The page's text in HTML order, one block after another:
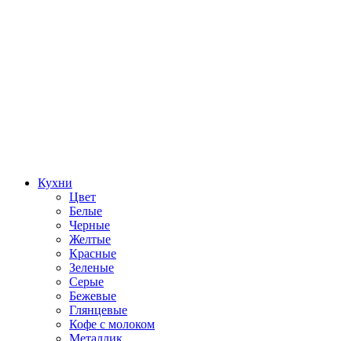
Кухни
Цвет
Белые
Черные
Желтые
Красные
Зеленые
Серые
Бежевые
Глянцевые
Кофе с молоком
Металлик